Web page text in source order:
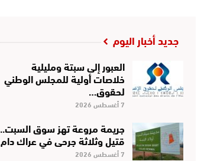
جديد أخبار اليوم
العبور إلى سبتة ومليلية
خلاصات أولية للمجلس الوطني
لحقوق…
7 أغسطس 2026
جريمة مروعة تهز سوق السبت..
قتيل وثلاثة جرحى في عراك دام
7 أغسطس 2026